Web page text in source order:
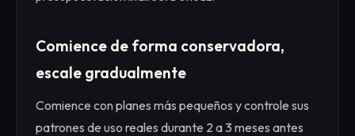
Comience de forma conservadora,
escale gradualmente
Comience con planes más pequeños y controle sus
patrones de uso reales durante 2 a 3 meses antes